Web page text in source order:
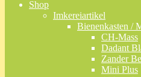
Shop
Imkereiartikel
Bienenkasten /
CH-Mass
Dadant
Zander
Mini Plus